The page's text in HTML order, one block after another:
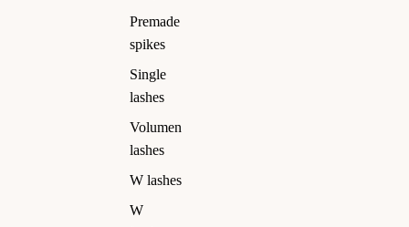
Premade
spikes
Single
lashes
Volumen
lashes
W lashes
W